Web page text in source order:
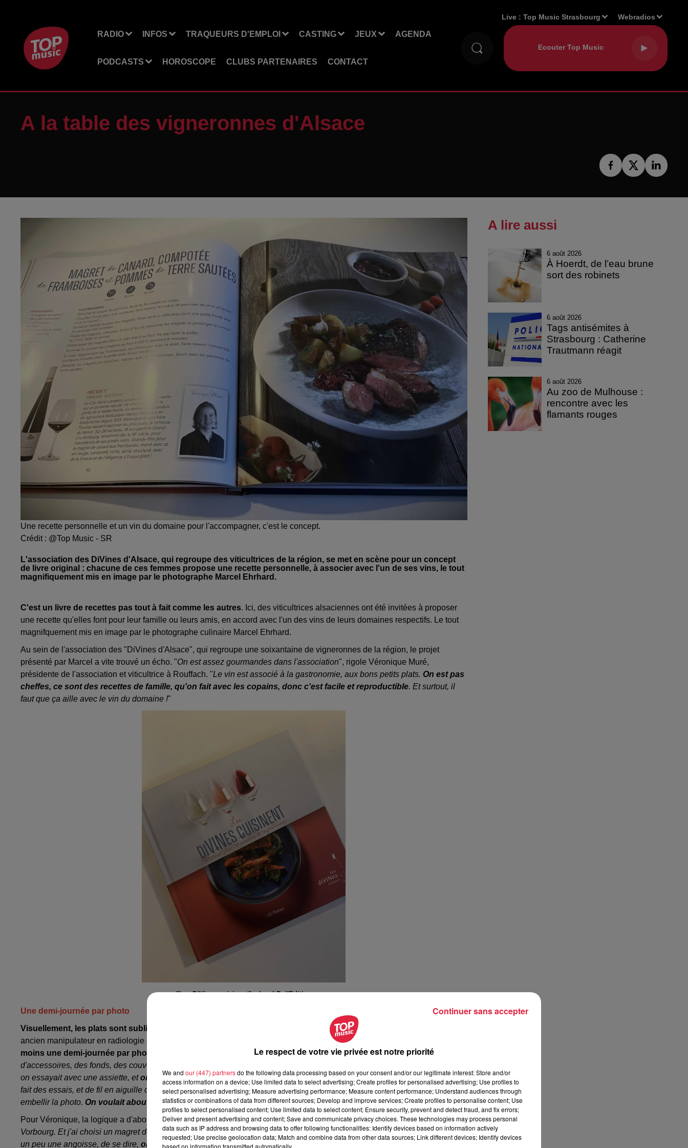
RADIO INFOS TRAQUEURS D'EMPLOI CASTING JEUX AGENDA
PODCASTS HOROSCOPE CLUBS PARTENAIRES CONTACT
Live :Top Music Strasbourg Webradios
A la table des vigneronnes d'Alsace
Une recette personnelle et un vin du domaine pour l'accompagner, c'est le concept.
Crédit : @Top Music - SR
L'association des DiVines d'Alsace, qui regroupe des viticultrices de la région, se met en scène pour un concept
de livre original : chacune de ces femmes propose une recette personnelle, à associer avec l'un de ses vins, le tout
magnifiquement mis en image par le photographe Marcel Ehrhard.
C'est un livre de recettes pas tout à fait comme les autres. Ici, des viticultrices alsaciennes ont été invitées à proposer
une recette qu'elles font pour leur famille ou leurs amis, en accord avec l'un des vins de leurs domaines respectifs. Le tout
magnifquement mis en image par le photographe culinaire Marcel Ehrhard.
Au sein de l'association des "DiVines d'Alsace", qui regroupe une soixantaine de vigneronnes de la région, le projet
présenté par Marcel a vite trouvé un écho. "On est assez gourmandes dans l'association", rigole Véronique Muré,
présidente de l'association et viticultrice à Rouffach. "Le vin est associé à la gastronomie, aux bons petits plats. On est pas
cheffes, ce sont des recettes de famille, qu'on fait avec les copains, donc c'est facile et reproductible. Et surtout, il
faut que ça aille avec le vin du domaine !"
"Les DiVines cuisinent", chez I.D. l'Edition
Une demi-journée par photo
Visuellement, les plats sont sublimés par le travail de Marcel, au long passé de photographe gastronomique
ancien manipulateur en radiologie et photographe médical, explique le déroulé d'une séance photo, sachant qu'il a fallu
moins une demi-journée par photo, le temps de préparer les plats, puis de les mettre en valeur : "J'ai beaucoup
d'accessoires, des fonds, des couverts, des verres, des assiettes... Quand la DiVine venait, elle préparait son plat, ensuite
on essayait avec une assiette, eton allait en studio pour faire du stylisme, on a cherché un fond, en pierre, en bois, on a
fait des essais, et de fil en aiguille on progressait, on changeait d'assiette, de couverts, on ajoutait des éléments pour
embellir la photo. On voulait aboutir à quelque chose de bien."
Pour Véronique, la logique a d'abord été de choisir le vin qu'elle voulait mettre en avant. "Le Pinot Noir V, du grand cru
Vorbourg. Et j'ai choisi un magret de canard avec une compotée de framboise que je fais souvent à la maison. Après, c'était
un peu une angoisse, de se dire, ok on sait à peu près faire la cuisine, mais que l'assiette soit belle comme au
A lire aussi
6 août 2026
À Hoerdt, de l’eau brune
sort des robinets
6 août 2026
Tags antisémites à
Strasbourg : Catherine
Trautmann réagit
6 août 2026
Au zoo de Mulhouse :
rencontre avec les
flamants rouges
Le respect de votre vie privée est notre priorité
We and our (447) partnersdo the following data processing based on your consent and/or our legitimate interest: Store and/or
access information on a device; Use limited data to select advertising; Create profiles for personalised advertising; Use profiles to
select personalised advertising; Measure advertising performance; Measure content performance; Understand audiences through
statistics or combinations of data from different sources; Develop and improve services; Create profiles to personalise content; Use
profiles to select personalised content; Use limited data to select content; Ensure security, prevent and detect fraud, and fix errors;
Deliver and present advertising and content; Save and communicate privacy choices. These technologies may process personal
data such as IP address and browsing data to offer following functionalities: Identify devices based on information actively
requested; Use precise geolocation data; Match and combine data from other data sources; Link different devices; Identify devices
based on information transmitted automatically.
Continuer sans accepter